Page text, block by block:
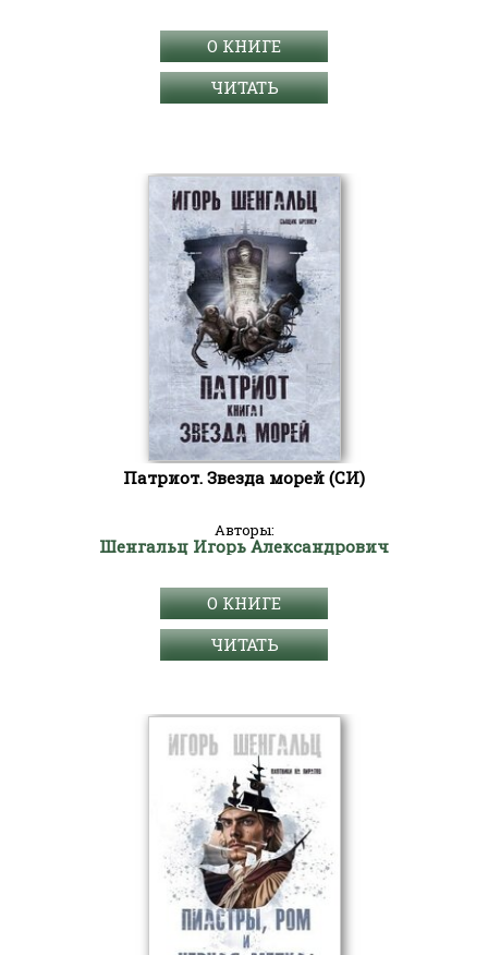
О КНИГЕ
ЧИТАТЬ
Патриот. Звезда морей (СИ)
Авторы:
Шенгальц Игорь Александрович
О КНИГЕ
ЧИТАТЬ